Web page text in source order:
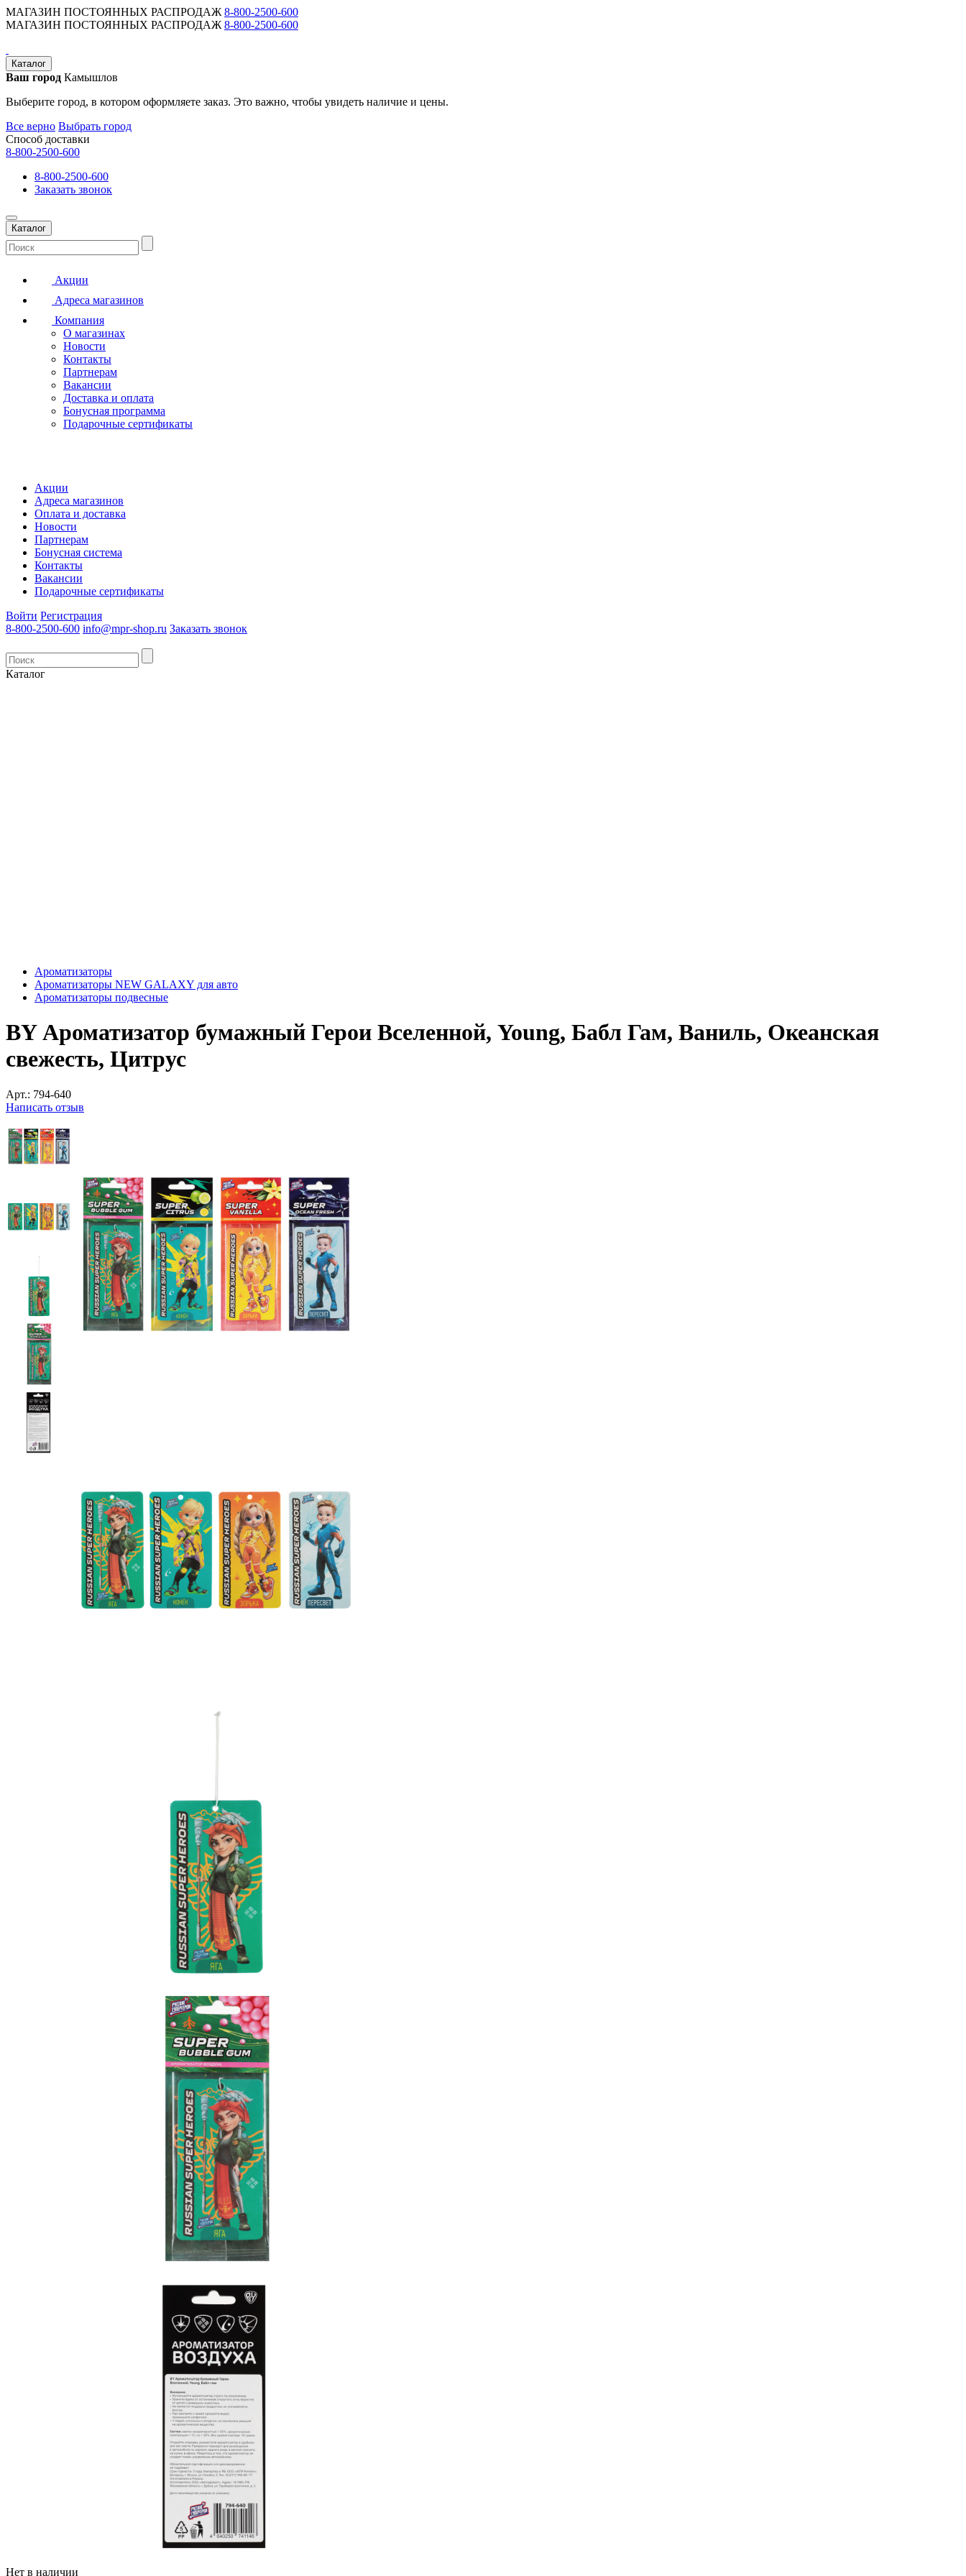
МАГАЗИН ПОСТОЯННЫХ РАСПРОДАЖ 8-800-2500-600
МАГАЗИН ПОСТОЯННЫХ РАСПРОДАЖ 8-800-2500-600
Каталог
Ваш город Камышлов
Выберите город, в котором оформляете заказ. Это важно, чтобы увидеть наличие и цены.
Все верно Выбрать город
Способ доставки
8-800-2500-600
8-800-2500-600
Заказать звонок
Каталог
Акции
Адреса магазинов
Компания
О магазинах
Новости
Контакты
Партнерам
Вакансии
Доставка и оплата
Бонусная программа
Подарочные сертификаты
Акции
Адреса магазинов
Оплата и доставка
Новости
Партнерам
Бонусная система
Контакты
Вакансии
Подарочные сертификаты
Войти Регистрация
8-800-2500-600 info@mpr-shop.ru Заказать звонок
Каталог
Ароматизаторы
Ароматизаторы NEW GALAXY для авто
Ароматизаторы подвесные
BY Ароматизатор бумажный Герои Вселенной, Young, Бабл Гам, Ваниль, Океанская
свежесть, Цитрус
Арт.: 794-640
Написать отзыв
Нет в наличии